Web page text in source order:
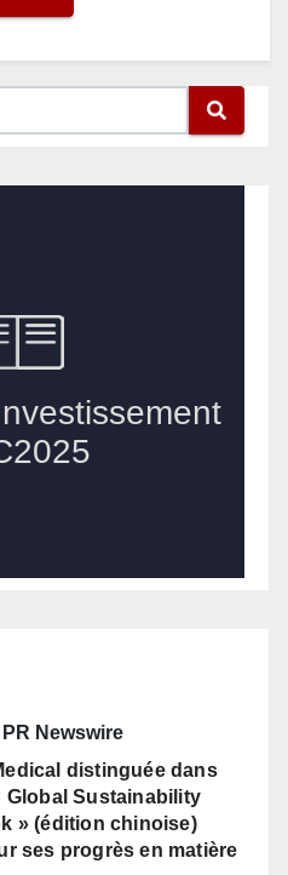
Newswire
distinguée dans
Global Sustainability
» (édition chinoise)
ses progrès en matière